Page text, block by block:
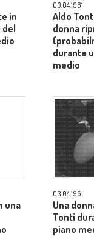
in
del
03.04.1961
Aldo
donna
durante
medio
una
03.04.1961
Una
Tonti
piano